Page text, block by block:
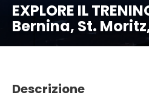
EXPLORE IL
Bernina, St.
Descrizione